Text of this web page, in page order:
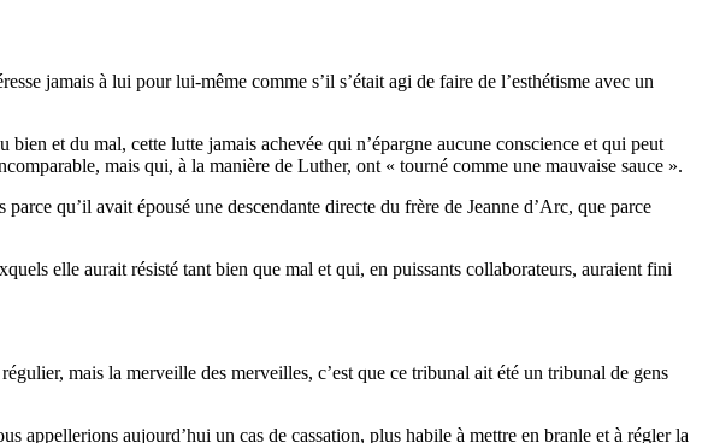
jamais à lui pour lui-même comme s’il s’était agi de faire de l’esthétisme avec un
bien et du mal, cette lutte jamais achevée qui n’épargne aucune conscience et qui peut
mais qui, à la manière de Luther, ont « tourné comme une mauvaise sauce ».
qu’il avait épousé une descendante directe du frère de Jeanne d’Arc, que parce
elle aurait résisté tant bien que mal et qui, en puissants collaborateurs, auraient fini
mais la merveille des merveilles, c’est que ce tribunal ait été un tribunal de gens
appellerions aujourd’hui un cas de cassation, plus habile à mettre en branle et à régler la